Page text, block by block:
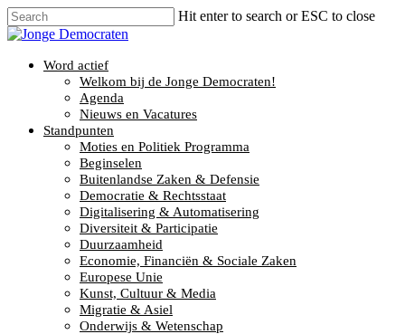
Hit enter to search or ESC to close
Word actief
Welkom bij de Jonge Democraten!
Agenda
Nieuws en Vacatures
Standpunten
Moties en Politiek Programma
Beginselen
Buitenlandse Zaken & Defensie
Democratie & Rechtsstaat
Digitalisering & Automatisering
Diversiteit & Participatie
Duurzaamheid
Economie, Financiën & Sociale Zaken
Europese Unie
Kunst, Cultuur & Media
Migratie & Asiel
Onderwijs & Wetenschap